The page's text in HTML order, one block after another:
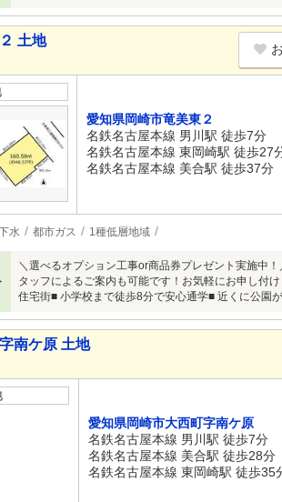
土地
愛知県岡崎市竜美東２
名鉄名古屋本線 男川駅 徒歩7分
名鉄名古屋本線 東岡崎駅 徒歩27
名鉄名古屋本線 美合駅 徒歩37分
水 都市ガス 1種低層地域
＼選べるオプション工事or商品券プレゼント実施中
タッフによるご案内も可能です！お気軽にお申し付
住宅街■ 小学校まで徒歩8分で安心通学■ 近くに公園
南ケ原 土地
愛知県岡崎市大西町字南ケ原
名鉄名古屋本線 男川駅 徒歩7分
名鉄名古屋本線 美合駅 徒歩28分
名鉄名古屋本線 東岡崎駅 徒歩35